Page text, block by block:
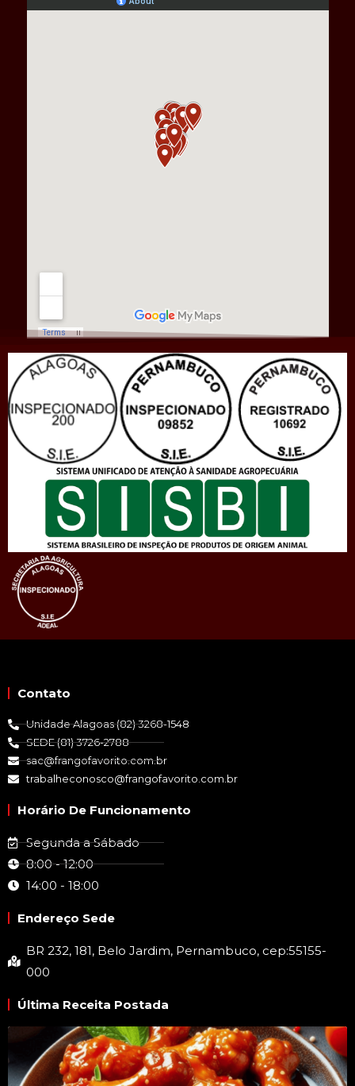
Contato
Unidade Alagoas (82) 3268-1548
SEDE (81) 3726-2788
sac@frangofavorito.com.br
trabalheconosco@frangofavorito.com.br
Horário De Funcionamento
Segunda a Sábado
8:00 - 12:00
14:00 - 18:00
Endereço Sede
BR 232, 181, Belo Jardim, Pernambuco, cep:55155-
000
Última Receita Postada